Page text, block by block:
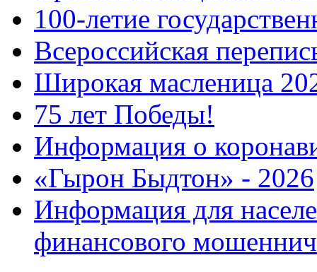
100-летие
Всероссийская
Широкая масленица
75 лет Победы!
Информация о
«Гырон Быдтон» - 2026
Информация для
финансового